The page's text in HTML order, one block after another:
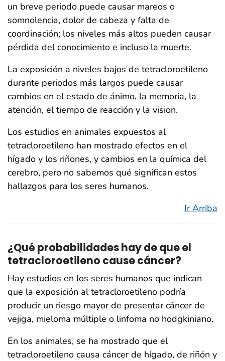
un breve periodo puede causar mareos o
somnolencia, dolor de cabeza y falta de
coordinación; los niveles más altos pueden causar
pérdida del conocimiento e incluso la muerte.
La exposición a niveles bajos de tetracloroetileno
durante periodos más largos puede causar
cambios en el estado de ánimo, la memoria, la
atención, el tiempo de reacción y la vision.
Los estudios en animales expuestos al
tetracloroetileno han mostrado efectos en el
hígado y los riñones, y cambios en la química del
cerebro, pero no sabemos qué significan estos
hallazgos para los seres humanos.
Ir Arriba
¿Qué probabilidades hay de que el
tetracloroetileno cause cáncer?
Hay estudios en los seres humanos que indican
que la exposición al tetracloroetileno podría
producir un riesgo mayor de presentar cáncer de
vejiga, mieloma múltiple o linfoma no hodgkiniano.
En los animales, se ha mostrado que el
tetracloroetileno causa cáncer de hígado, de riñón y